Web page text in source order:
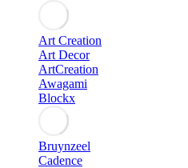
Art Creation
Art Decor
ArtCreation
Awagami
Blockx
Bruynzeel
Cadence